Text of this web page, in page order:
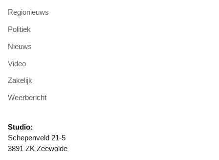
Regionieuws
Politiek
Nieuws
Video
Zakelijk
Weerbericht
Studio:
Schepenveld 21-5
3891 ZK Zeewolde